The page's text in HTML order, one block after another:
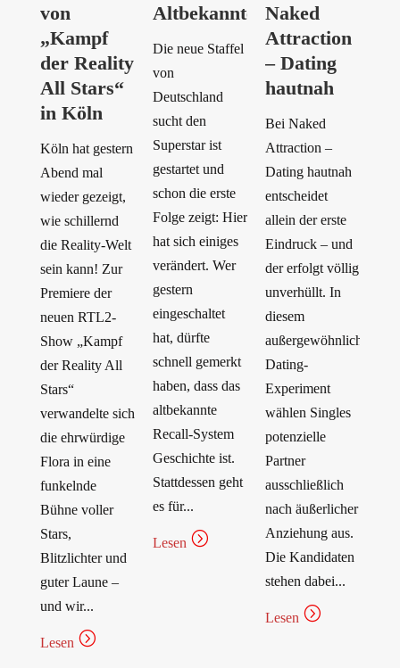
von
„Kampf
der Reality
All Stars“
in Köln
Köln hat gestern
Abend mal
wieder gezeigt,
wie schillernd
die Reality-Welt
sein kann! Zur
Premiere der
neuen RTL2-
Show „Kampf
der Reality All
Stars“
verwandelte sich
die ehrwürdige
Flora in eine
funkelnde
Bühne voller
Stars,
Blitzlichter und
guter Laune –
und wir...
Lesen =
Altbekanntem
Die neue Staffel
von
Deutschland
sucht den
Superstar ist
gestartet und
schon die erste
Folge zeigt: Hier
hat sich einiges
verändert. Wer
gestern
eingeschaltet
hat, dürfte
schnell gemerkt
haben, dass das
altbekannte
Recall-System
Geschichte ist.
Stattdessen geht
es für...
Lesen =
Naked
Attraction
– Dating
hautnah
Bei Naked
Attraction –
Dating hautnah
entscheidet
allein der erste
Eindruck – und
der erfolgt völlig
unverhüllt. In
diesem
außergewöhnlichen
Dating-
Experiment
wählen Singles
potenzielle
Partner
ausschließlich
nach äußerlicher
Anziehung aus.
Die Kandidaten
stehen dabei...
Lesen =